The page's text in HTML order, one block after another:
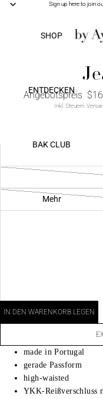
Sign up here to join
Sign up here to join
SHOP
ENTDECKEN
BAK CLUB
Mehr
Angebotspreis
Inkl. Steuern.
IN DEN WARENKORB LEGEN
made in Portugal
gerade Passform
high-waisted
YKK-Reißverschluss